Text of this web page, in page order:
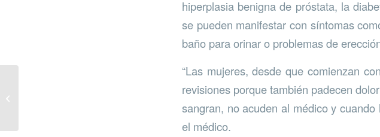
hiperplasia benigna de próstata, la
se pueden manifestar con síntomas
baño para orinar o problemas de
“Las mujeres, desde que comienzan
revisiones porque también padecen
sangran, no acuden al médico y
el médico.